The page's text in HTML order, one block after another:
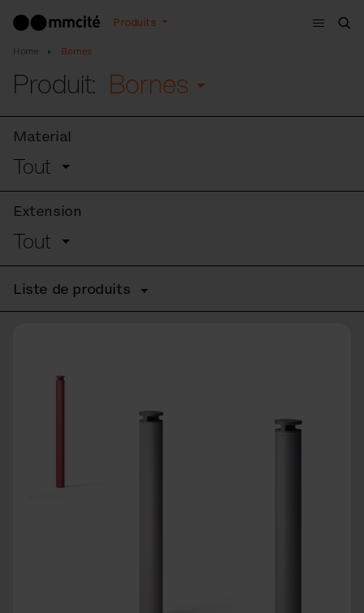
Produits
Menu
Home Bornes
Produit: Bornes
Material
Tout
Extension
Tout
Liste de produits